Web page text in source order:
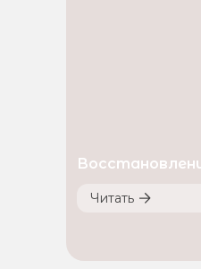
Читать